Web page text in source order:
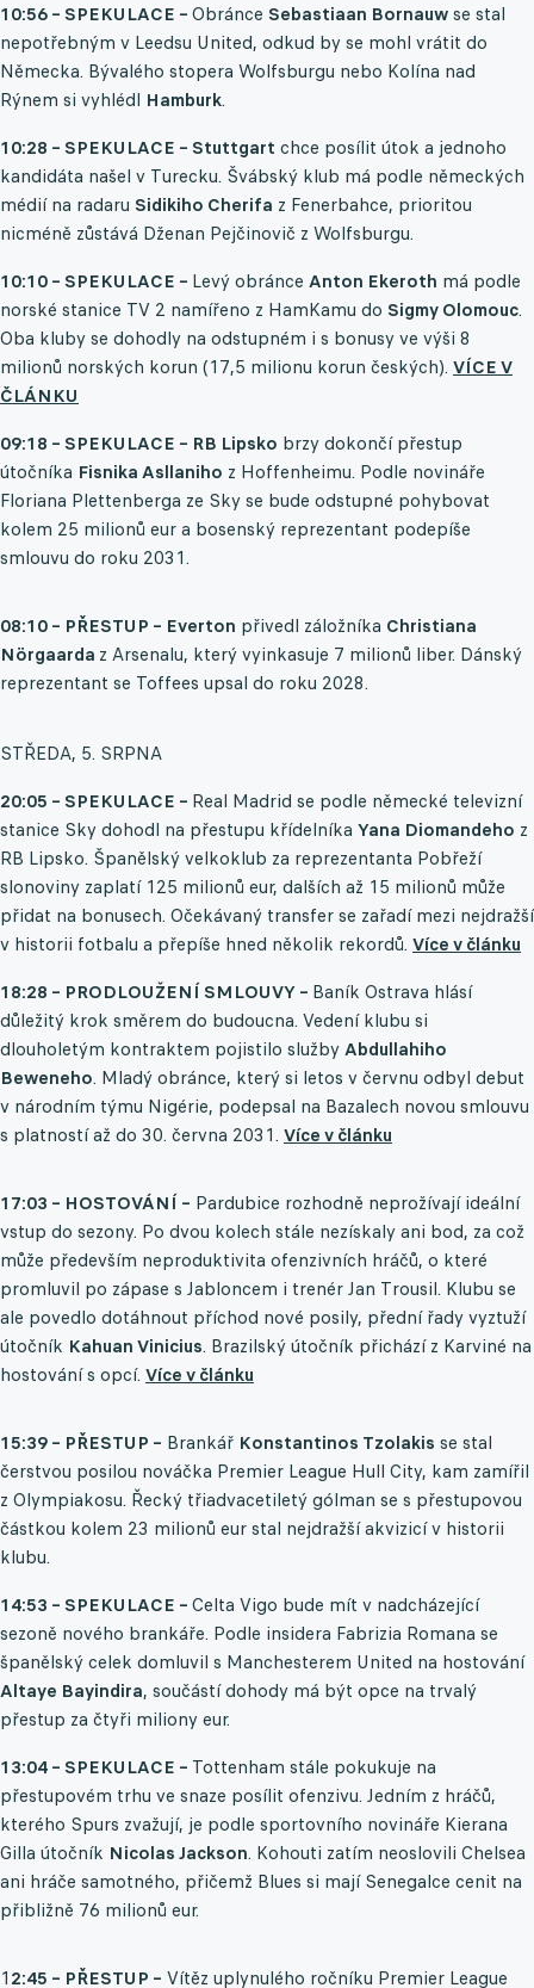
10:56 – SPEKULACE – Obránce Sebastiaan Bornauw se stal
nepotřebným v Leedsu United, odkud by se mohl vrátit do
Německa. Bývalého stopera Wolfsburgu nebo Kolína nad
Rýnem si vyhlédl Hamburk.
10:28 – SPEKULACE – Stuttgart chce posílit útok a jednoho
kandidáta našel v Turecku. Švábský klub má podle německých
médií na radaru Sidikiho Cherifa z Fenerbahce, prioritou
nicméně zůstává Dženan Pejčinovič z Wolfsburgu.
10:10 – SPEKULACE – Levý obránce Anton Ekeroth má podle
norské stanice TV 2 namířeno z HamKamu do Sigmy Olomouc.
Oba kluby se dohodly na odstupném i s bonusy ve výši 8
milionů norských korun (17,5 milionu korun českých). VÍCE V
ČLÁNKU
09:18 – SPEKULACE – RB Lipsko brzy dokončí přestup
útočníka Fisnika Asllaniho z Hoffenheimu. Podle novináře
Floriana Plettenberga ze Sky se bude odstupné pohybovat
kolem 25 milionů eur a bosenský reprezentant podepíše
smlouvu do roku 2031.
08:10 – PŘESTUP – Everton přivedl záložníka Christiana
Nörgaarda z Arsenalu, který vyinkasuje 7 milionů liber. Dánský
reprezentant se Toffees upsal do roku 2028.
STŘEDA, 5. SRPNA
20:05 – SPEKULACE – Real Madrid se podle německé televizní
stanice Sky dohodl na přestupu křídelníka Yana Diomandeho z
RB Lipsko. Španělský velkoklub za reprezentanta Pobřeží
slonoviny zaplatí 125 milionů eur, dalších až 15 milionů může
přidat na bonusech. Očekávaný transfer se zařadí mezi nejdražší
v historii fotbalu a přepíše hned několik rekordů. Více v článku
18:28 – PRODLOUŽENÍ SMLOUVY – Baník Ostrava hlásí
důležitý krok směrem do budoucna. Vedení klubu si
dlouholetým kontraktem pojistilo služby Abdullahiho
Beweneho. Mladý obránce, který si letos v červnu odbyl debut
v národním týmu Nigérie, podepsal na Bazalech novou smlouvu
s platností až do 30. června 2031. Více v článku
17:03 – HOSTOVÁNÍ – Pardubice rozhodně neprožívají ideální
vstup do sezony. Po dvou kolech stále nezískaly ani bod, za což
může především neproduktivita ofenzivních hráčů, o které
promluvil po zápase s Jabloncem i trenér Jan Trousil. Klubu se
ale povedlo dotáhnout příchod nové posily, přední řady vyztuží
útočník Kahuan Vinicius. Brazilský útočník přichází z Karviné na
hostování s opcí. Více v článku
15:39 – PŘESTUP – Brankář Konstantinos Tzolakis se stal
čerstvou posilou nováčka Premier League Hull City, kam zamířil
z Olympiakosu. Řecký třiadvacetiletý gólman se s přestupovou
částkou kolem 23 milionů eur stal nejdražší akvizicí v historii
klubu.
14:53 – SPEKULACE – Celta Vigo bude mít v nadcházející
sezoně nového brankáře. Podle insidera Fabrizia Romana se
španělský celek domluvil s Manchesterem United na hostování
Altaye Bayindira, součástí dohody má být opce na trvalý
přestup za čtyři miliony eur.
13:04 – SPEKULACE – Tottenham stále pokukuje na
přestupovém trhu ve snaze posílit ofenzivu. Jedním z hráčů,
kterého Spurs zvažují, je podle sportovního novináře Kierana
Gilla útočník Nicolas Jackson. Kohouti zatím neoslovili Chelsea
ani hráče samotného, přičemž Blues si mají Senegalce cenit na
přibližně 76 milionů eur.
1 2:45 – PŘESTUP – Vítěz uplynulého ročníku Premier League